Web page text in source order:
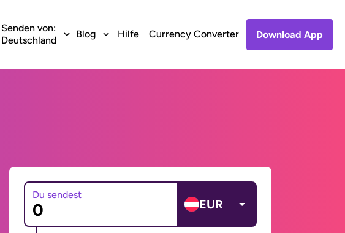
Senden von:
Deutschland
Blog Hilfe Currency Converter Download App
Du sendest
EUR